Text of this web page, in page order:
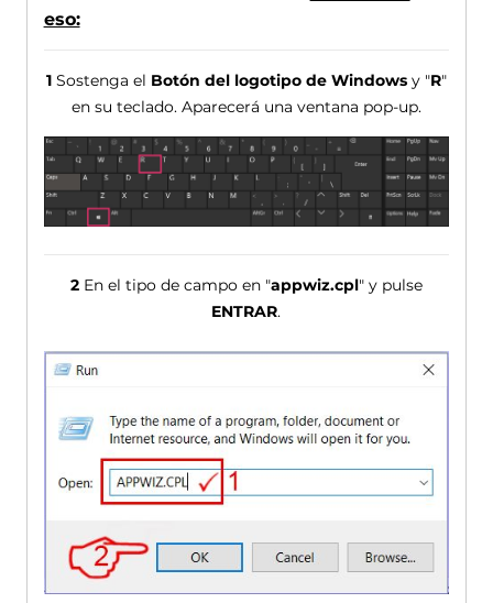
eso:
1Sostenga el Botón del logotipo de Windowsy "R"
en su teclado. Aparecerá una ventana pop-up.
2En el tipo de campo en "appwiz.cpl" y pulse
ENTRAR.